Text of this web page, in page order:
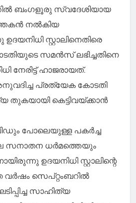
ബംഗളൂരു സ്വദേശിയായ
നല്‍കിയ
സ്റ്റാലിനെതിരെ
സമന്‍സ് ലഭിച്ചതിനെ
നേരിട്ട് ഹാജരായത്.
പ്രത്യേക കോടതി
തുകയായി കെട്ടിവയ്ക്കാന്‍
പോലെയുള്ള പകര്‍ച്ച
സനാതന ധര്‍മത്തെയും
ഉദയനിധി സ്റ്റാലിന്റെ
വര്‍ഷം സെപ്റ്റംബറില്‍
സാഹിത്യ